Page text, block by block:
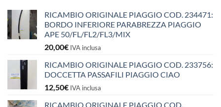
RICAMBIO ORIGINALE PIAGGIO COD. 234471:
BORDO INFERIORE PARABREZZA PIAGGIO
APE 50/FL/FL2/FL3/MIX
20,00€ IVA inclusa
RICAMBIO ORIGINALE PIAGGIO COD. 233756:
DOCCETTA PASSAFILI PIAGGIO CIAO
12,50€ IVA inclusa
RICAMBIO ORIGINALE PIAGGIO COD.